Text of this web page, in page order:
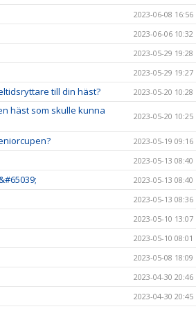
2023-06-08 16:56
2023-06-06 10:32
2023-05-29 19:28
2023-05-29 19:27
till din häst? 2023-05-20 10:28
häst som skulle kunna
2023-05-20 10:25
2023-05-19 09:16
2023-05-13 08:40
2023-05-13 08:40
2023-05-13 08:36
2023-05-10 13:07
2023-05-10 08:01
2023-05-08 18:09
2023-04-30 20:46
2023-04-30 20:45